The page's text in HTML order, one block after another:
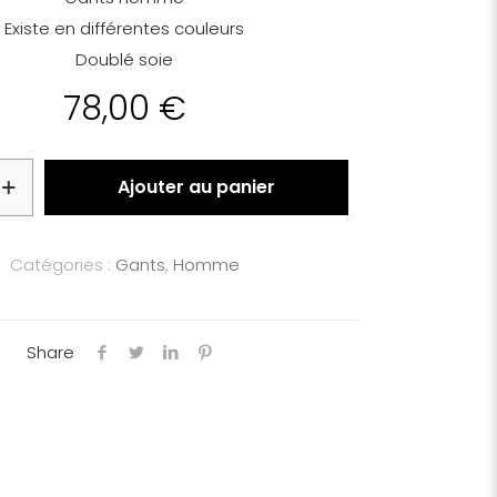
Existe en différentes couleurs
Doublé soie
78,00 €
Ajouter au panier
Catégories : Gants, Homme
Share